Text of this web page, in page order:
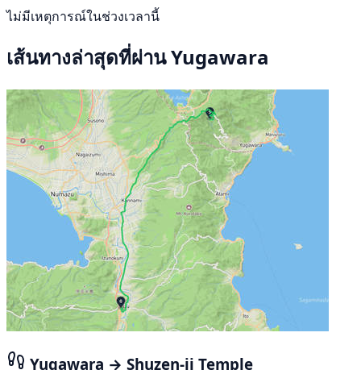
ไม่มีเหตุการณ์ในช่วงเวลานี้
เส้นทางล่าสุดที่ผ่าน Yugawara
Yugawara → Shuzen-ji Temple